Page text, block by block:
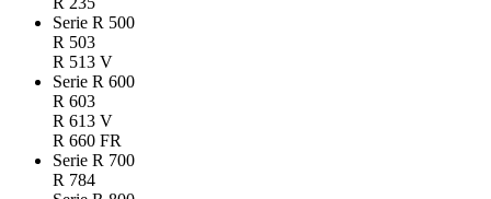
Serie R 500
R 503
R 513 V
Serie R 600
R 603
R 613 V
R 660 FR
Serie R 700
R 784